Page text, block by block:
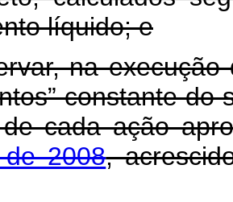
líquido; e
na
constante
cada ação
2008,